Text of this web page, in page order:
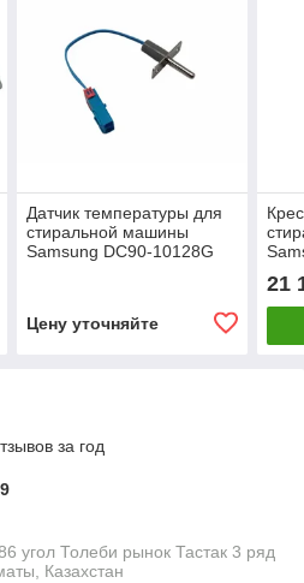
Датчик температуры для
стиральной машины
Samsung DC90-10128G
Цену уточняйте
21
за год
угол Толеби рынок Тастак 3 ряд
Казахстан